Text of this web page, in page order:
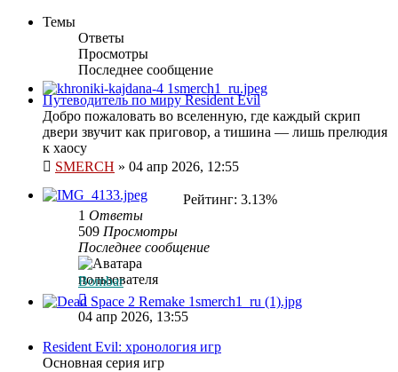
Темы
Ответы
Просмотры
Последнее сообщение
Путеводитель по миру Resident Evil
Добро пожаловать во вселенную, где каждый скрип
двери звучит как приговор, а тишина — лишь прелюдия
к хаосу
SMERCH » 04 апр 2026, 12:55
Рейтинг: 3.13%
1 Ответы
509 Просмотры
Последнее сообщение
Bombar
04 апр 2026, 13:55
Resident Evil: хронология игр
Основная серия игр